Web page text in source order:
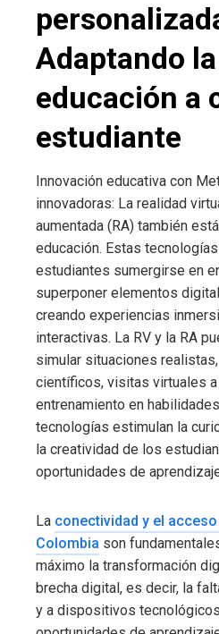
Adaptando la
educación a
estudiante
Innovación educativa con
innovadoras: La realidad
aumentada (RA) también
educación. Estas
estudiantes sumergirse en
superponer elementos
creando experiencias
interactivas. La RV y la RA
simular situaciones
científicos, visitas virtuales
entrenamiento en
tecnologías estimulan la
la creatividad de los
oportunidades de
La conectividad y el
Colombia son
máximo la transformación
brecha digital, es decir, la
y a dispositivos